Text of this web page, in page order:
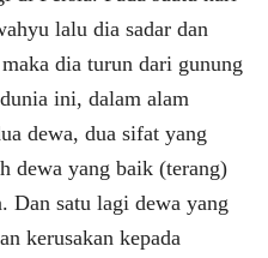
lalu dia sadar dan
dia turun dari gunung
ini, dalam alam
dewa, dua sifat yang
dewa yang baik (terang)
Dan satu lagi dewa yang
kerusakan kepada